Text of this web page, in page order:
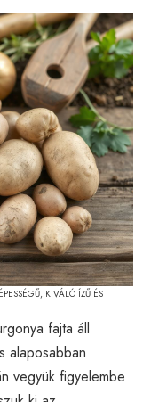
KIVÁLÓ ÍZŰ ÉS
fajta áll
alaposabban
vegyük figyelembe